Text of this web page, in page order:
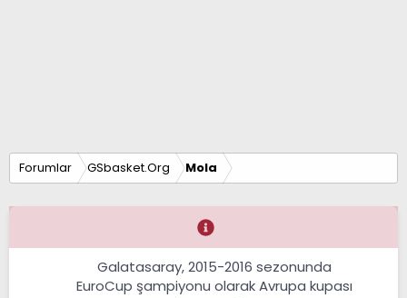
Forumlar GSbasket.Org Mola
Galatasaray, 2015-2016 sezonunda
EuroCup şampiyonu olarak Avrupa kupası